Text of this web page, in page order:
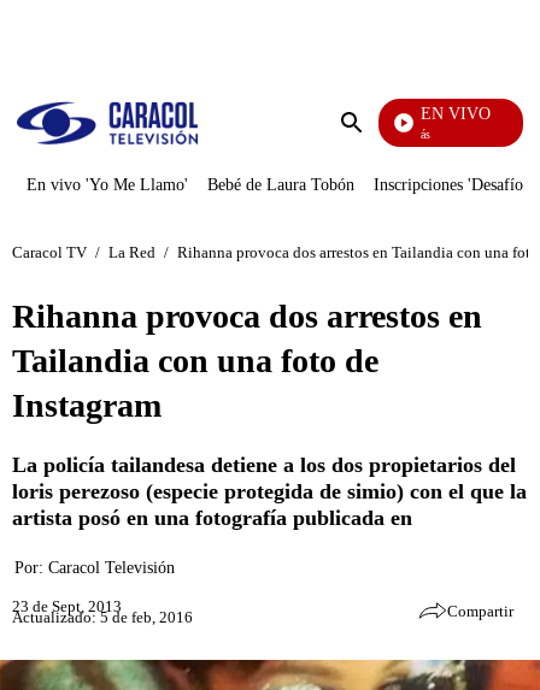
Enviar
EN VIVO
También Caerás
En vivo 'Yo Me Llamo' Bebé de Laura Tobón Inscripciones 'Desafío'
Caracol TV / La Red / Rihanna provoca dos arrestos en Tailandia con una
Rihanna provoca dos arrestos en
Tailandia con una foto de
Instagram
La policía tailandesa detiene a los dos propietarios del
loris perezoso (especie protegida de simio) con el que la
artista posó en una fotografía publicada en
Por: Caracol Televisión
23 de Sept, 2013
Actualizado: 5 de feb, 2016 Compartir